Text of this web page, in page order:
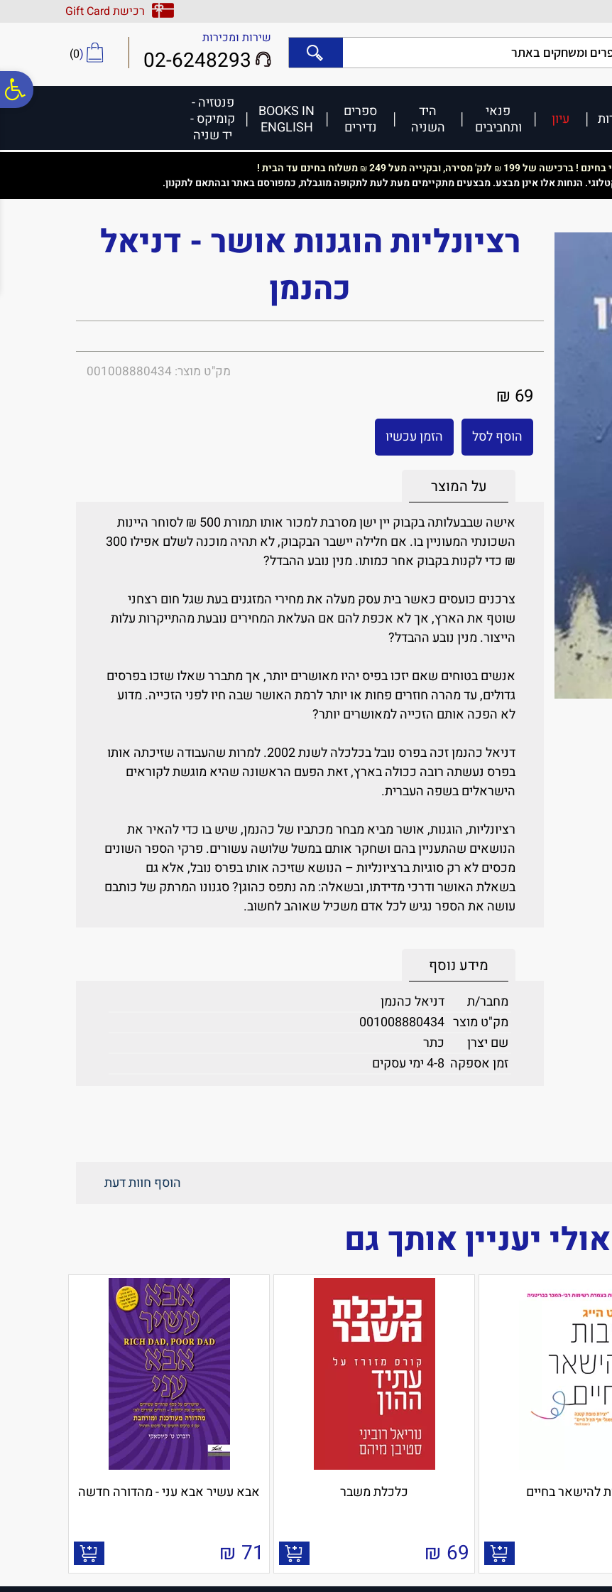
נגישות
אתר
המרכזי
רכישת Gift Card
שירות ומכירות
02-6248293
(
0
)
עיון
פנאי
ותחביבים
היד
השניה
ספרים
נדירים
BOOKS IN
ENGLISH
פנטזיה -
קומיקס -
יד שניה
! ברכישה של 199 ₪ לנק' מסירה, ובקנייה מעל 249 ₪משלוח בחינם עד הבית !
הנחות אלו אינן מבצע. מבצעים מתקיימים מעת לעת לתקופה מוגבלת, כמפורסם באתר ובהתאם לתקנון.
רציונליות הוגנות אושר - דניאל
כהנמן
מק"ט מוצר: 001008880434
69 ₪
הוסף לסל הזמן עכשיו
על המוצר
אישה שבבעלותה בקבוק יין ישן מסרבת למכור אותו תמורת 500 ₪ לסוחר היינות
השכונתי המעוניין בו. אם חלילה יישבר הבקבוק, לא תהיה מוכנה לשלם אפילו 300
₪ כדי לקנות בקבוק אחר כמותו. מנין נובע ההבדל?
צרכנים כועסים כאשר בית עסק מעלה את מחירי המזגנים בעת שגל חום רצחני
שוטף את הארץ, אך לא אכפת להם אם העלאת המחירים נובעת מהתייקרות עלות
הייצור. מנין נובע ההבדל?
אנשים בטוחים שאם יזכו בפיס יהיו מאושרים יותר, אך מתברר שאלו שזכו בפרסים
גדולים, עד מהרה חוזרים פחות או יותר לרמת האושר שבה חיו לפני הזכייה. מדוע
לא הפכה אותם הזכייה למאושרים יותר?
דניאל כהנמן זכה בפרס נובל בכלכלה לשנת 2002. למרות שהעבודה שזיכתה אותו
בפרס נעשתה רובה ככולה בארץ, זאת הפעם הראשונה שהיא מוגשת לקוראים
הישראלים בשפה העברית.
רציונליות, הוגנות, אושר מביא מבחר מכתביו של כהנמן, שיש בו כדי להאיר את
הנושאים שהתעניין בהם ושחקר אותם במשל שלושה עשורים. פרקי הספר השונים
מכסים לא רק סוגיות ברציונליות – הנושא שזיכה אותו בפרס נובל, אלא גם
בשאלת האושר ודרכי מדידתו, ובשאלה: מה נתפס כהוגן? סגנונו המרתק של כותבם
עושה את הספר נגיש לכל אדם משכיל שאוהב לחשוב.
מידע נוסף
מחבר/ת
דניאל כהנמן
מק"ט מוצר 001008880434
שם יצרן
כתר
זמן אספקה 4-8 ימי עסקים
הוסף חוות דעת
אולי יעניין אותך גם
להישאר בחיים כלכלת משבר
69
₪
אבא עשיר אבא עני - מהדורה חדשה
71
₪